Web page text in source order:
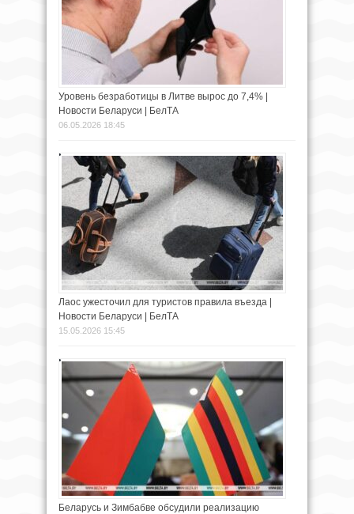
Уровень безработицы в Литве вырос до 7,4% |
Новости Беларуси | БелТА
06.05.2026 18:45
Лаос ужесточил для туристов правила въезда |
Новости Беларуси | БелТА
15.05.2026 15:45
Беларусь и Зимбабве обсудили реализацию